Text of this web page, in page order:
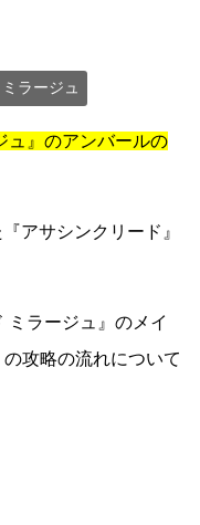
ラージュ
ュ』のアンバールの
アサシンクリード』
ミラージュ』のメイ
攻略の流れについて